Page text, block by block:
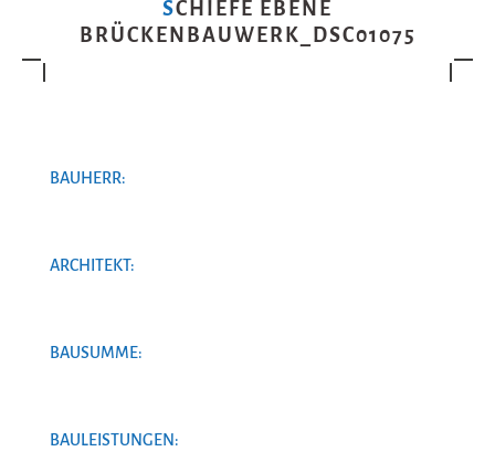
SCHIEFE EBENE
BRÜCKENBAUWERK_DSC01075
BAUHERR:
ARCHITEKT:
BAUSUMME:
BAULEISTUNGEN: